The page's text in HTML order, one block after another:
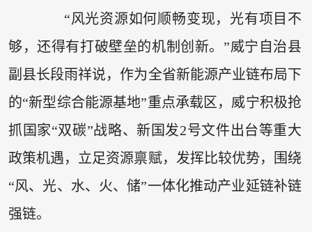
“风光资源如何顺畅变现，光有项目不
够，还得有打破壁垒的机制创新。”威宁自治县
副县长段雨祥说，作为全省新能源产业链布局下
的“新型综合能源基地”重点承载区，威宁积极抢
抓国家“双碳”战略、新国发2号文件出台等重大
政策机遇，立足资源禀赋，发挥比较优势，围绕
“风、光、水、火、储”一体化推动产业延链补链
强链。